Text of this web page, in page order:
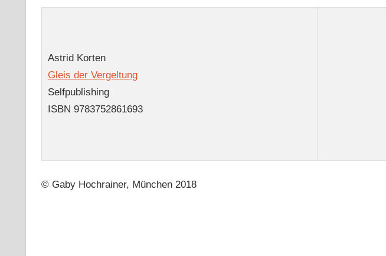
Astrid Korten
Gleis der Vergeltung
Selfpublishing
ISBN 9783752861693
© Gaby Hochrainer, München 2018